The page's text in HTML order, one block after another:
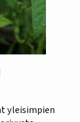
yleisimpien